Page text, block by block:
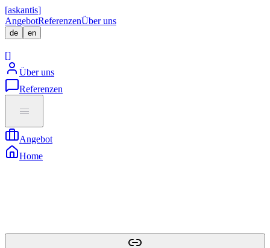
[askantis]
AngebotReferenzenÜber uns
de en
[
[]
Über uns
Referenzen
Angebot
Home